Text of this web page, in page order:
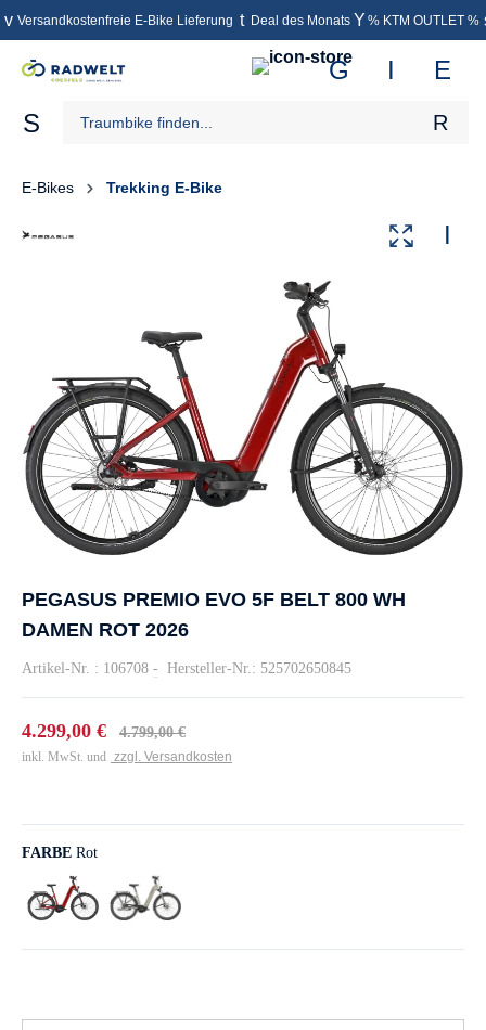
springen
Versandkostenfreie E-Bike Lieferung Deal des Monats % KTM OUTLET %
E-Bikes Trekking E-Bike
PEGASUS PREMIO EVO 5F BELT 800 WH
DAMEN ROT 2026
Artikel-Nr. : 106708 - Hersteller-Nr.: 525702650845
4.299,00 € 4.799,00 €
inkl. MwSt. und zzgl. Versandkosten
FARBE Rot